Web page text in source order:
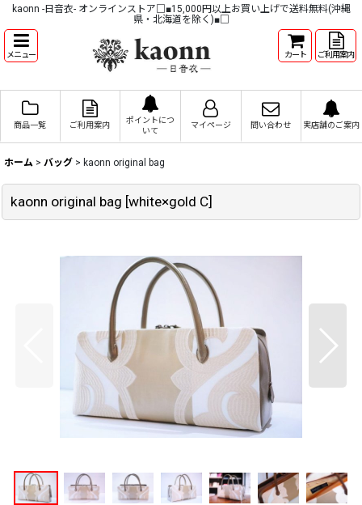
kaonn -日音衣- オンラインストア□■15,000円以上お買い上げで送料無料(沖縄
県・北海道を除く)■□
メニュー カート ご利用案内
商品一覧 ご利用案内
ポイントにつ
いて
マイページ 問い合わせ 実店舗のご案内
ホーム > バッグ > kaonn original bag
kaonn original bag [white×gold C]